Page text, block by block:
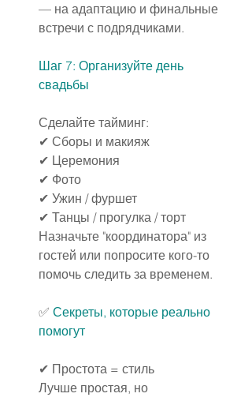
— на адаптацию и финальные
встречи с подрядчиками.
Шаг 7: Организуйте день
свадьбы
Сделайте тайминг:
✔ Сборы и макияж
✔ Церемония
✔ Фото
✔ Ужин / фуршет
✔ Танцы / прогулка / торт
Назначьте "координатора" из
гостей или попросите кого-то
помочь следить за временем.
✅ Секреты, которые реально
помогут
✔ Простота = стиль
Лучше простая, но